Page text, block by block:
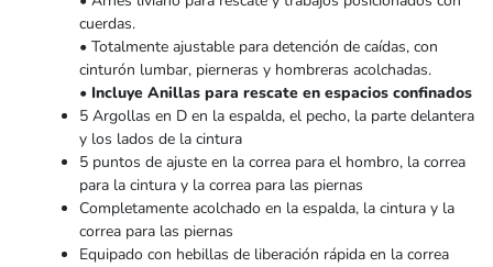
cuerdas.
• Totalmente ajustable para detención de caídas, con
cinturón lumbar, pierneras y hombreras acolchadas.
• Incluye Anillas para rescate en espacios confinados
5 Argollas en D en la espalda, el pecho, la parte delantera
y los lados de la cintura
5 puntos de ajuste en la correa para el hombro, la correa
para la cintura y la correa para las piernas
Completamente acolchado en la espalda, la cintura y la
correa para las piernas
Equipado con hebillas de liberación rápida en la correa